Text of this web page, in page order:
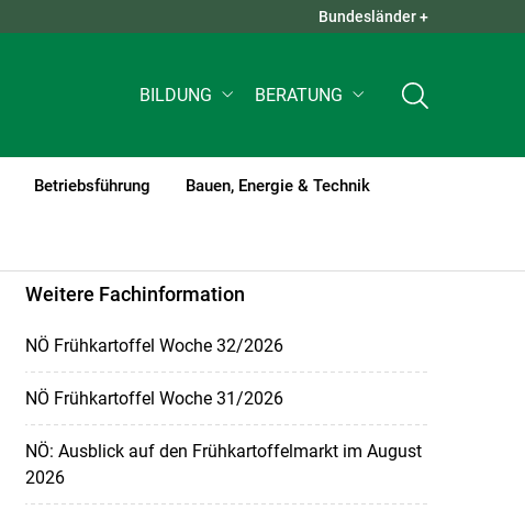
QUICK LINKS +
Bundesländer +
BILDUNG BERATUNG
Betriebsführung Bauen, Energie & Technik
Weitere Fachinformation
NÖ Frühkartoffel Woche 32/2026
NÖ Frühkartoffel Woche 31/2026
NÖ: Ausblick auf den Frühkartoffelmarkt im August
2026